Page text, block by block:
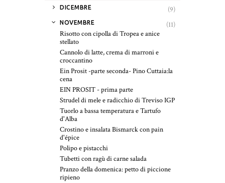
► DICEMBRE (9)
▼ NOVEMBRE
(11)
Risotto con cipolla di Tropea e anice
stellato
Cannolo di latte, crema di marroni e
croccantino
Ein Prosit -parte seconda- Pino Cuttaia:la
cena
EIN PROSIT - prima parte
Strudel di mele e radicchio di Treviso IGP
Tuorlo a bassa temperatura e Tartufo
d'Alba
Crostino e insalata Bismarck con pain
d'épice
Polipo e pistacchi
Tubetti con ragù di carne salada
Pranzo della domenica: petto di piccione
ripieno